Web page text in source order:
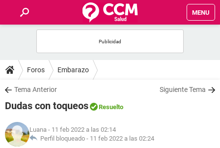
MENU
FOROS
SALUD
NUTRICIÓN
Foros Embarazo
Tema Anterior Siguiente Tema
Dudas con toqueos Resuelto
Luana - 11 feb 2022 a las 02:14
Perfil bloqueado - 11 feb 2022 a las 02:24